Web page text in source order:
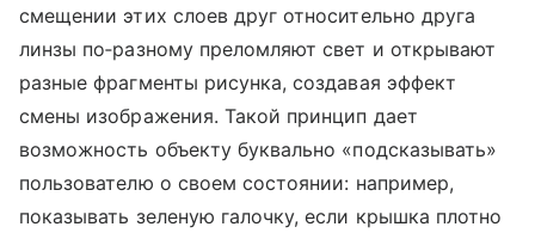
смещении этих слоев друг относительно друга
линзы по‑разному преломляют свет и открывают
разные фрагменты рисунка, создавая эффект
смены изображения. Такой принцип дает
возможность объекту буквально «подсказывать»
пользователю о своем состоянии: например,
показывать зеленую галочку, если крышка плотно